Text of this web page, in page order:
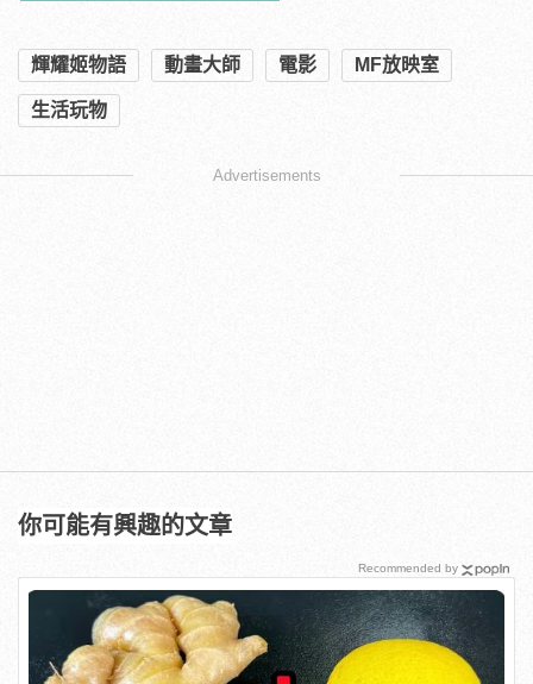
輝耀姬物語 動畫大師 電影 MF放映室
生活玩物
Advertisements
你可能有興趣的文章
Recommended by